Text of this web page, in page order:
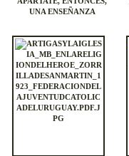
UNA ENSEÑANZA